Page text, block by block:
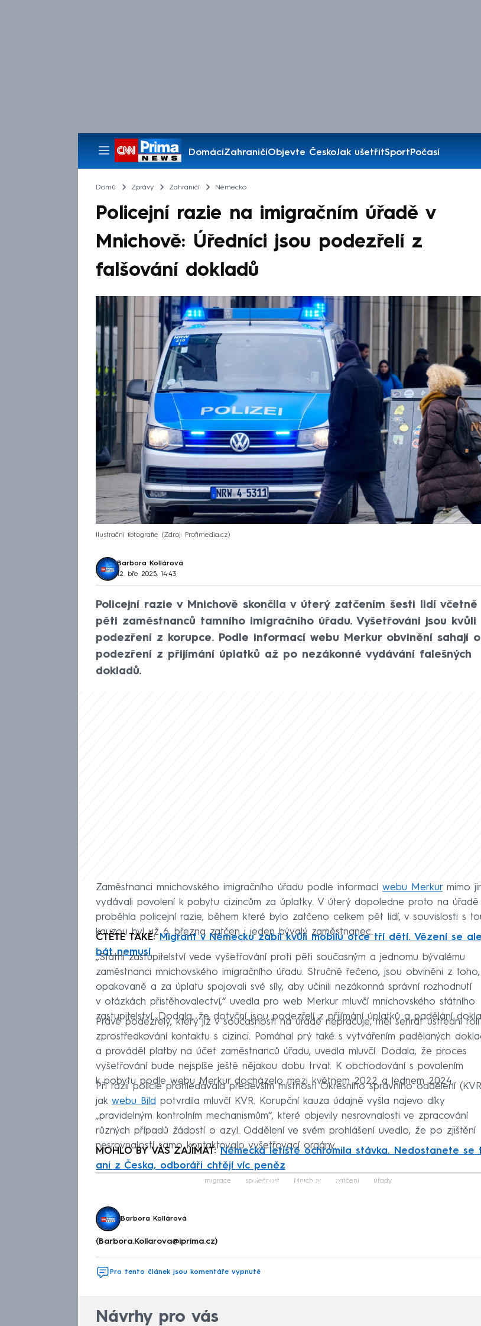
DomácíZahraničíObjevte ČeskoJak ušetřitSportPočasí
Pořady
Domů Zprávy Zahraničí Německo
Policejní razie na imigračním úřadě v
Mnichově: Úředníci jsou podezřelí z
falšování dokladů
Ilustrační fotografie Zdroj: Profimedia.cz
Barbora Kollárová
12. bře 2025, 14:43
Policejní razie v Mnichově skončila v úterý zatčením šesti lidí včetně
pěti zaměstnanců tamního imigračního úřadu. Vyšetřováni jsou kvůli
podezření z korupce. Podle informací webu Merkur obvinění sahají
podezření z přijímání úplatků až po nezákonné vydávání falešných
dokladů.
Zaměstnanci mnichovského imigračního úřadu podle informací webu Merkurmimo
vydávali povolení k pobytu cizincům za úplatky. V úterý dopoledne proto na úřadě
proběhla policejní razie, během které bylo zatčeno celkem pět lidí, v souvislosti s
kauzou byl už 6. března zatčen i jeden bývalý zaměstnanec.
ČTĚTE TAKÉ: Migrant v Německu zabil kvůli mobilu otce tří dětí. Vězení se ale
bát nemusí
„Státní zastupitelství vede vyšetřování proti pěti současným a jednomu bývalému
zaměstnanci mnichovského imigračního úřadu. Stručně řečeno, jsou obviněni z
opakovaně a za úplatu spojovali své síly, aby učinili nezákonná správní rozhodnutí
v otázkách přistěhovalectví,“ uvedla pro web Merkur mluvčí mnichovského státního
zastupitelství. Dodala, že dotyční jsou podezřelí z přijímání úplatků a padělání
Právě podezřelý, který již v současnosti na úřadě nepracuje, měl sehrát ústřední
zprostředkování kontaktu s cizinci. Pomáhal prý také s vytvářením padělaných
a prováděl platby na účet zaměstnanců úřadu, uvedla mluvčí. Dodala, že proces
vyšetřování bude nejspíše ještě nějakou dobu trvat. K obchodování s povolením
k pobytu podle webu Merkur docházelo mezi květnem 2022 a lednem 2024.
Při razii policie prohledávala především místnosti Okresního správního oddělení
jak webu Bild potvrdila mluvčí KVR. Korupční kauza údajně vyšla najevo díky
„pravidelným kontrolním mechanismům“, které objevily nesrovnalosti ve zpracování
různých případů žádostí o azyl. Oddělení ve svém prohlášení uvedlo, že po zjištění
nesrovnalostí samo kontaktovalo vyšetřovací orgány.
MOHLO BY VÁS ZAJÍMAT:Německá letiště ochromila stávka. Nedostanete se
ani z Česka, odboráři chtějí víc peněz
Failed to fetch
migrace společnost Mnichov zatčení úřady
Barbora Kollárová
(Barbora.Kollarova@iprima.cz)
Pro tento článek jsou komentáře vypnuté
Návrhy pro vás